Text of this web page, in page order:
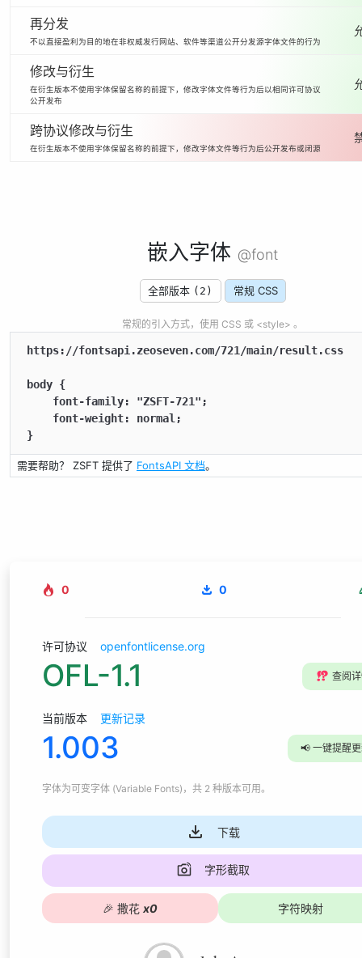
再分发
不以直接盈利为目的地在非权威发行网站、软件等渠道公开分发源字体文件的行为
修改与衍生
在衍生版本不使用字体保留名称的前提下，修改字体文件等行为后以相同许可协议
公开发布
跨协议修改与衍生
在衍生版本不使用字体保留名称的前提下，修改字体文件等行为后公开发布或闭源
嵌入字体 @font
全部版本 (2) 常规 CSS
常规的引入方式，使用 CSS 或 <style> 。
https://fontsapi.zeoseven.com/721/main/result.css
body {
    font-family: "ZSFT-721";
    font-weight: normal;
}
需要帮助？ ZSFT 提供了 FontsAPI 文档。
0 0
许可协议 openfontlicense.org
OFL-1.1 ⁉️ 查阅
当前版本 更新记录
1.003 📢 一键提醒
字体为可变字体 (Variable Fonts) ，共 2 种版本可用。
下载
字形截取
🎉 撒花 x0 字符映射